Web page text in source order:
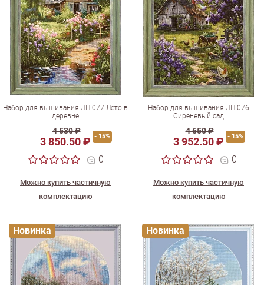
Набор для вышивания ЛП-077 Лето в
деревне
4 530 ₽
3 850.50 ₽ - 15%
0
Можно купить частичную
комплектацию
Набор для вышивания ЛП-076
Сиреневый сад
4 650 ₽
3 952.50 ₽ - 15%
0
Можно купить частичную
комплектацию
Новинка Новинка